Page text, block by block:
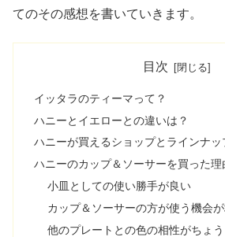
てのその感想を書いていきます。
目次
イッタラのティーマって？
ハニーとイエローとの違いは？
ハニーが買えるショップとラインナッ
ハニーのカップ＆ソーサーを買った理
小皿としての使い勝手が良い
カップ＆ソーサーの方が使う機会
他のプレートとの色の相性がちょ